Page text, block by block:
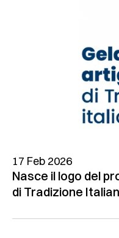
17 Feb 2026
Nasce il logo del
di Tradizione